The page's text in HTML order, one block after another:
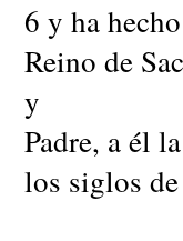
6 y ha
Reino de
y
Padre, a él
los siglos